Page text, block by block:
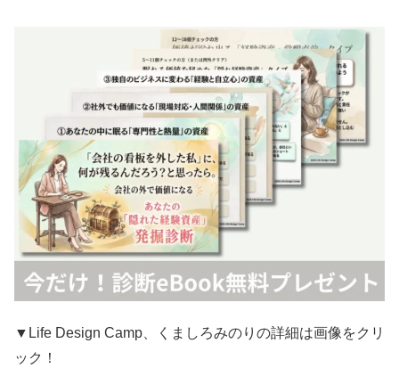
▼Life Design Camp、くましろみのりの詳細は画像をクリ
ック！